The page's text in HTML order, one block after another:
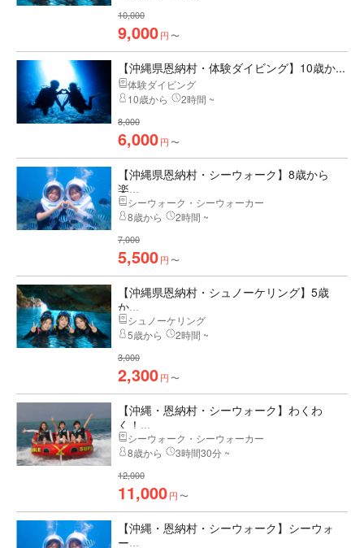
10,000
9,000円 〜
【沖縄県恩納村・体験ダイビング】10歳か...
体験ダイビング
10歳から
2時間 ~
8,000
6,000円 〜
【沖縄県恩納村・シーウォーク】8歳から
楽...
シーウォーク・シーウォーカー
8歳から
2時間 ~
7,000
5,500円 〜
【沖縄県恩納村・シュノーケリング】5歳
か...
シュノーケリング
5歳から
2時間 ~
3,000
2,300円 〜
【沖縄・恩納村・シーウォーク】わくわ
く！...
シーウォーク・シーウォーカー
8歳から
3時間30分 ~
12,000
11,000円 〜
【沖縄・恩納村・シーウォーク】シーウォ
ー...